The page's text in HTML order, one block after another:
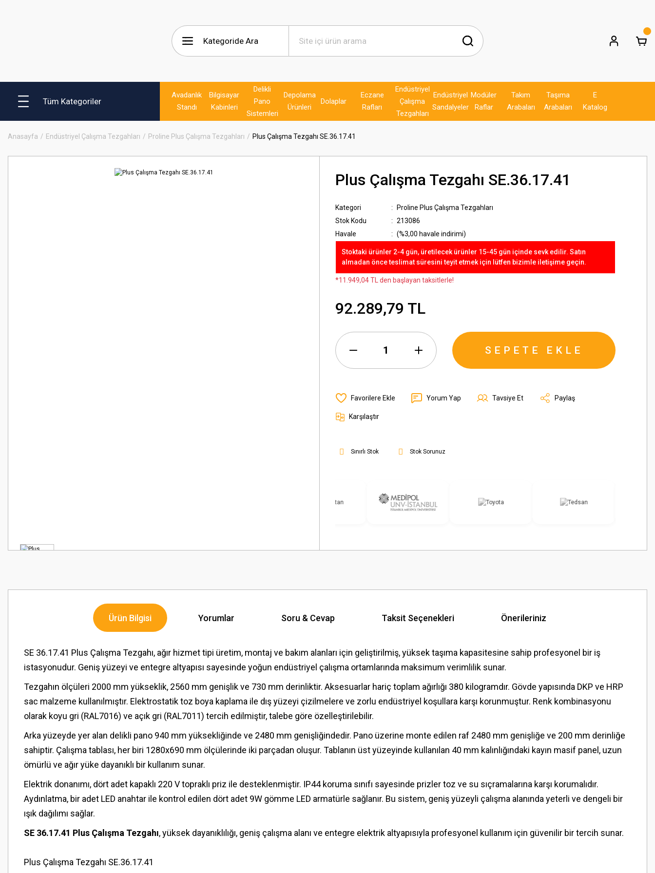
Tüm Kategoriler
Avadanlık
Standı
Bilgisayar
Kabinleri
Delikli
Pano
Sistemleri
Depolama
Ürünleri
Dolaplar
Eczane
Rafları
Endüstriyel
Çalışma
Tezgahları
Endüstriyel
Sandalyeler
Modüler
Raflar
Takım
Arabaları
Taşıma
Arabaları
E
Katalog
Anasayfa Endüstriyel Çalışma Tezgahları Proline Plus Çalışma Tezgahları Plus Çalışma Tezgahı SE.36.17.41
Plus Çalışma Tezgahı SE.36.17.41
Kategori
Proline Plus Çalışma Tezgahları
Stok Kodu
213086
Havale
(%3,00 havale indirimi)
Stoktaki ürünler 2-4 gün, üretilecek ürünler 15-45 gün içinde sevk edilir. Satın
almadan önce teslimat süresini teyit etmek için lütfen bizimle iletişime geçin.
*11.949,04 TL den başlayan taksitlerle!
92.289,79 TL
SEPETE EKLE
Yorum Yap Tavsiye Et Paylaş
Karşılaştır
Sınırlı Stok Stok Sorunuz
Ürün Bilgisi Yorumlar Soru & Cevap Taksit Seçenekleri Önerileriniz
SE 36.17.41 Plus Çalışma Tezgahı, ağır hizmet tipi üretim, montaj ve bakım alanları için geliştirilmiş, yüksek taşıma kapasitesine sahip profesyonel bir iş
istasyonudur. Geniş yüzeyi ve entegre altyapısı sayesinde yoğun endüstriyel çalışma ortamlarında maksimum verimlilik sunar.
Tezgahın ölçüleri 2000 mm yükseklik, 2560 mm genişlik ve 730 mm derinliktir. Aksesuarlar hariç toplam ağırlığı 380 kilogramdır. Gövde yapısında DKP ve HRP
sac malzeme kullanılmıştır. Elektrostatik toz boya kaplama ile dış yüzeyi çizilmelere ve zorlu endüstriyel koşullara karşı korunmuştur. Renk kombinasyonu
olarak koyu gri (RAL7016) ve açık gri (RAL7011) tercih edilmiştir, talebe göre özelleştirilebilir.
Arka yüzeyde yer alan delikli pano 940 mm yüksekliğinde ve 2480 mm genişliğindedir. Pano üzerine monte edilen raf 2480 mm genişliğe ve 200 mm derinliğe
sahiptir. Çalışma tablası, her biri 1280x690 mm ölçülerinde iki parçadan oluşur. Tablanın üst yüzeyinde kullanılan 40 mm kalınlığındaki kayın masif panel, uzun
ömürlü ve ağır yüke dayanıklı bir kullanım sunar.
Elektrik donanımı, dört adet kapaklı 220 V topraklı priz ile desteklenmiştir. IP44 koruma sınıfı sayesinde prizler toz ve su sıçramalarına karşı korumalıdır.
Aydınlatma, bir adet LED anahtar ile kontrol edilen dört adet 9W gömme LED armatürle sağlanır. Bu sistem, geniş yüzeyli çalışma alanında yeterli ve dengeli bir
ışık dağılımı sağlar.
SE 36.17.41 Plus Çalışma Tezgahı, yüksek dayanıklılığı, geniş çalışma alanı ve entegre elektrik altyapısıyla profesyonel kullanım için güvenilir bir tercih sunar.
Plus Çalışma Tezgahı SE.36.17.41